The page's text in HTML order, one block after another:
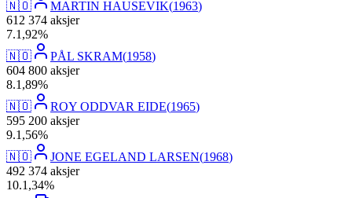
🇳🇴
MARTIN HAUSEVIK(1963)
612 374 aksjer
7.1,92%
🇳🇴
PÅL SKRAM(1958)
604 800 aksjer
8.1,89%
🇳🇴
ROY ODDVAR EIDE(1965)
595 200 aksjer
9.1,56%
🇳🇴
JONE EGELAND LARSEN(1968)
492 374 aksjer
10.1,34%